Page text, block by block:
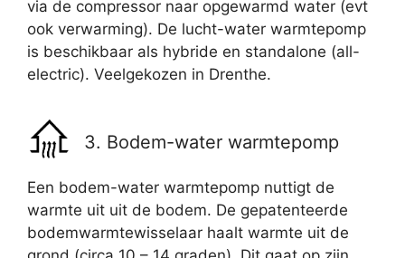
via de compressor naar opgewarmd water (evt
ook verwarming). De lucht-water warmtepomp
is beschikbaar als hybride en standalone (all-
electric). Veelgekozen in Drenthe.
3. Bodem-water warmtepomp
Een bodem-water warmtepomp nuttigt de
warmte uit uit de bodem. De gepatenteerde
bodemwarmtewisselaar haalt warmte uit de